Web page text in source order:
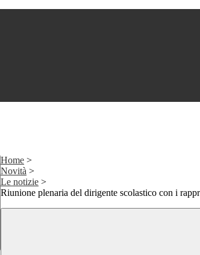
Home >
Novità >
Le notizie >
Riunione plenaria del dirigente scolastico con i